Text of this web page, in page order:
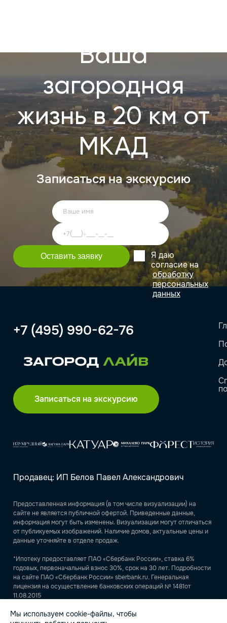
Ваша
загородная
жизнь в 20 км от
МКАД
Записаться на экскурсию
Я даю
согласие на
обработку
персональных
данных
+7 (495) 990-62-76
Записаться на экскурсию
Продавец: ИП Белов Павел Александрович
Предоставленная информация (в том числе визуализации) на
сайте не является публичной офертой. Приведенные данные,
информация могут быть изменены. Визуализации могут отличаться
от публикуемых изображений. Наличие домов, актуальные цены и
данные уточняйте в отделе продаж.
*Ипотеку предоставляет ПАО «Сбербанк России», ставка 6%
годовых, первоначальный взнос 30%, срок на 30 лет. Подробности
на сайте ПАО «Сбербанк России» sberbank.ru. Генеральная
лицензия на осуществление банковских операций № 1481от
11.08.2015
ИНН 540438036680, ОГРНИП 23547600103921
Мы используем cookie-файлы, чтобы